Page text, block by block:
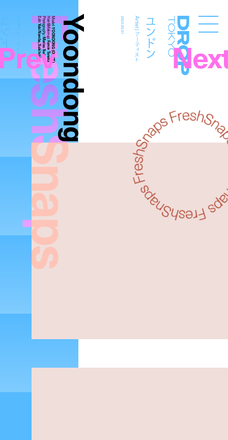
Droptokyo
FreshSnaps
Yoondong
Model:
YOONDONG (ORβIT)
Hair&Make-up:
Fumie Tanaka
Photography:
Marisa Suda
Edit:
Yuki Namba, Saki Ishii ユンドン
Artist | アーティスト
2023.03.01
ンArtist | アーティスト